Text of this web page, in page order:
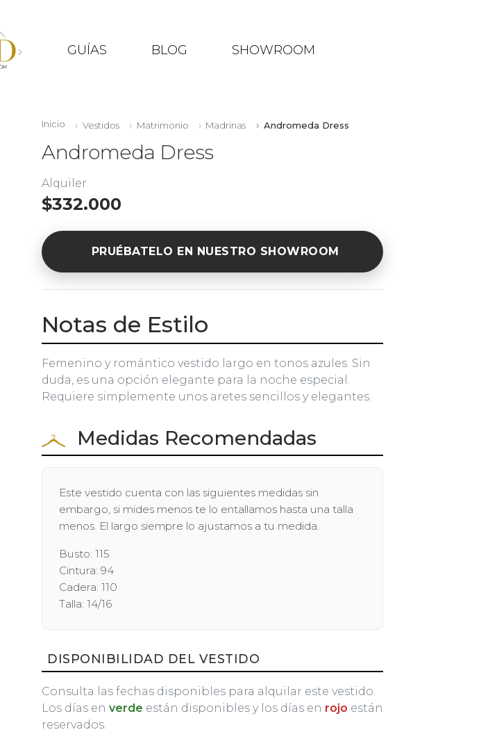
GUÍAS BLOG SHOWROOM
Inicio Vestidos Matrimonio Madrinas Andromeda Dress
Andromeda Dress
Alquiler
$332.000
PRUÉBATELO EN NUESTRO SHOWROOM
Notas de Estilo
Femenino y romántico vestido largo en tonos azules. Sin
duda, es una opción elegante para la noche especial.
Requiere simplemente unos aretes sencillos y elegantes.
Medidas Recomendadas
Este vestido cuenta con las siguientes medidas sin
embargo, si mides menos te lo entallamos hasta una talla
menos. El largo siempre lo ajustamos a tu medida.
Busto: 115
Cintura: 94
Cadera: 110
Talla: 14/16
DISPONIBILIDAD DEL VESTIDO
Consulta las fechas disponibles para alquilar este vestido.
Los días en verde están disponibles y los días en rojo están
reservados.